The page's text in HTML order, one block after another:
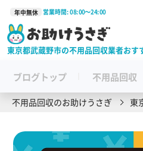
年中無休 営業時間: 08:00〜24:00
東京都武蔵野市の不用品回収業者おす
ブログトップ 不用品回収
不用品回収のお助けうさぎ 東